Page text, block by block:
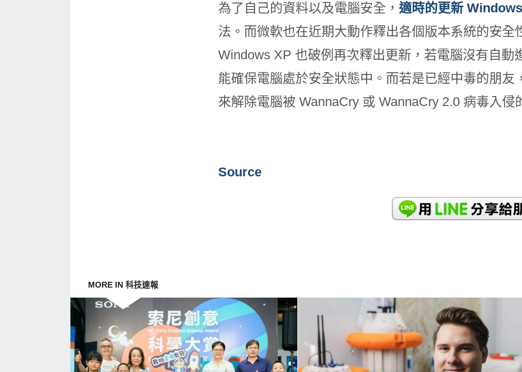
為了自己的資料以及電腦安全， 適時的更新
法。而微軟也在近期大動作釋出各個版本系統的安全
Windows XP 也破例再次釋出更新，若電腦沒有自動
能確保電腦處於安全狀態中。而若是已經中毒的朋友
來解除電腦被 WannaCry 或 WannaCry 2.0 病毒入侵
Source
MORE IN 科技速報
READ
MORE
READ
MORE